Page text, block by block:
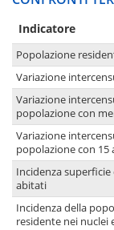
Indicatore
Popolazione
Variazione
Variazione
popolazione con
Variazione
popolazione con 15
Incidenza
abitati
Incidenza della
residente nei nuclei